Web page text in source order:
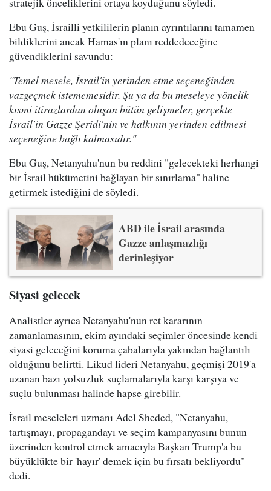
Ebu Guş, İsrailli yetkililerin planın ayrıntılarını tamamen
bildiklerini ancak Hamas'ın planı reddedeceğine
güvendiklerini savundu:
"Temel mesele, İsrail'in yerinden etme seçeneğinden
vazgeçmek istememesidir. Şu ya da bu meseleye yönelik
kısmi itirazlardan oluşan bütün gelişmeler, gerçekte
İsrail'in Gazze Şeridi'nin ve halkının yerinden edilmesi
seçeneğine bağlı kalmasıdır."
Ebu Guş, Netanyahu'nun bu reddini "gelecekteki herhangi
bir İsrail hükümetini bağlayan bir sınırlama" haline
getirmek istediğini de söyledi.
ABD ile İsrail arasında
Gazze anlaşmazlığı
derinleşiyor
Siyasi gelecek
Analistler ayrıca Netanyahu'nun ret kararının
zamanlamasının, ekim ayındaki seçimler öncesinde kendi
siyasi geleceğini koruma çabalarıyla yakından bağlantılı
olduğunu belirtti. Likud lideri Netanyahu, geçmişi 2019'a
uzanan bazı yolsuzluk suçlamalarıyla karşı karşıya ve
suçlu bulunması halinde hapse girebilir.
İsrail meseleleri uzmanı Adel Sheded, "Netanyahu,
tartışmayı, propagandayı ve seçim kampanyasını bunun
üzerinden kontrol etmek amacıyla Başkan Trump'a bu
büyüklükte bir 'hayır' demek için bu fırsatı bekliyordu"
dedi.